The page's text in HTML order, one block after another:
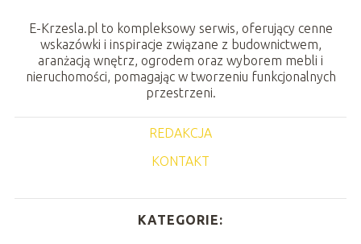
E-Krzesla.pl to kompleksowy serwis, oferujący cenne
wskazówki i inspiracje związane z budownictwem,
aranżacją wnętrz, ogrodem oraz wyborem mebli i
nieruchomości, pomagając w tworzeniu funkcjonalnych
przestrzeni.
REDAKCJA
KONTAKT
KATEGORIE: